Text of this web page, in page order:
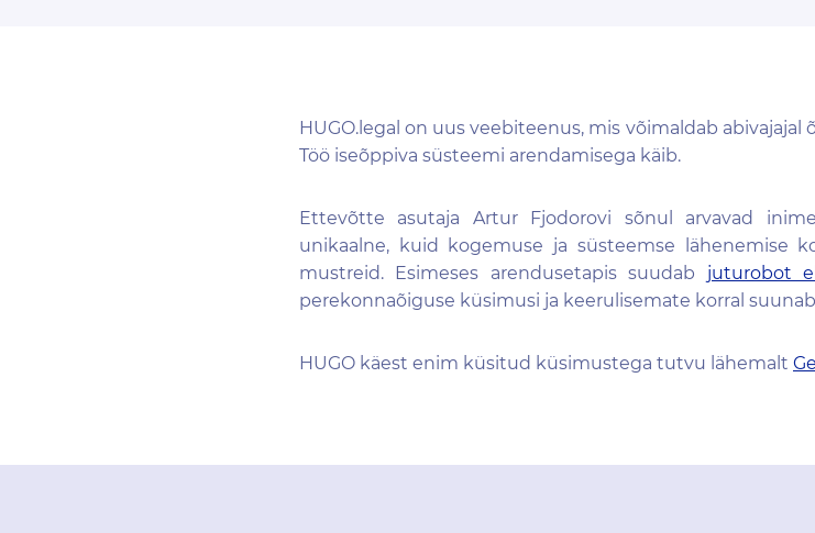
HUGO.legal on uus veebiteenus, mis võimaldab
Töö iseõppiva süsteemi arendamisega käib.
Ettevõtte asutaja Artur Fjodorovi sõnul arvavad
unikaalne, kuid kogemuse ja süsteemse lähenemise
mustreid. Esimeses arendusetapis suudab juturobot
perekonnaõiguse küsimusi ja keerulisemate korral
HUGO käest enim küsitud küsimustega tutvu lähemalt